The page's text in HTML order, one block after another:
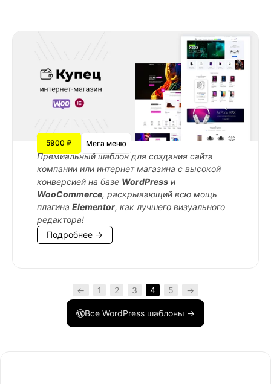
5900 ₽ Мега меню
Премиальный шаблон для создания сайта
компании или интернет магазина с высокой
конверсией на базе WordPress и
WooCommerce, раскрывающий всю мощь
плагина Elementor, как лучшего визуального
редактора!
Подробнее →
← 1 2 3 4 5 →
Все WordPress шаблоны →